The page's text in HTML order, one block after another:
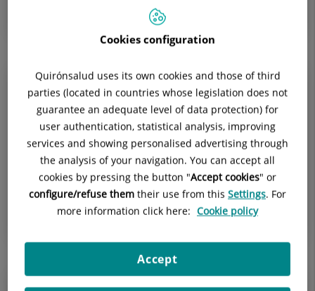
20 de octubre de 2015
La prevención y el diagnóstico precoz,
claves para combatir la osteoporosis
Se calcula que en España afecta a más del 40% de las
mujeres entre los 70 y los 79 años de edad Está en el
origen de las fracturas vertebrales, de muñeca y de
cadera
Cookies configuration
Quirónsalud uses its own cookies and those of third
parties (located in countries whose legislation does not
guarantee an adequate level of data protection) for
user authentication, statistical analysis, improving
services and showing personalised advertising through
the analysis of your navigation. You can accept all
cookies by pressing the button "Accept cookies" or
configure/refuse them their use from this Settings. For
more information click here: Cookie policy
Accept